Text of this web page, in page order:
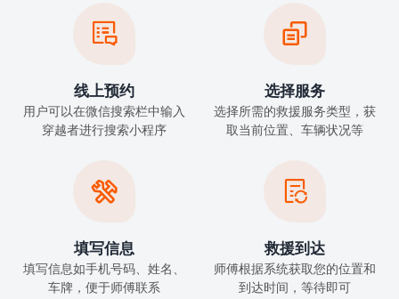

线上预约
用户可以在微信搜索栏中输入
穿越者进行搜索小程序

选择服务
选择所需的救援服务类型，获
取当前位置、车辆状况等

填写信息
填写信息如手机号码、姓名、
车牌，便于师傅联系

救援到达
师傅根据系统获取您的位置和
到达时间，等待即可